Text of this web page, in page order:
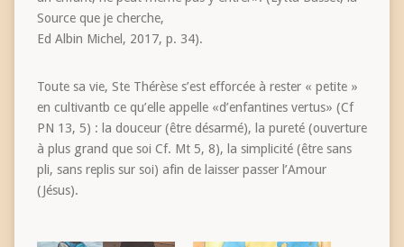
Source que je cherche,
Ed Albin Michel, 2017, p. 34).
Toute sa vie, Ste Thérèse s’est efforcée à rester « petite »
en cultivantb ce qu’elle appelle «d’enfantines vertus» (Cf
PN 13, 5) : la douceur (être désarmé), la pureté (ouverture
à plus grand que soi Cf. Mt 5, 8), la simplicité (être sans
pli, sans replis sur soi) afin de laisser passer l’Amour
(Jésus).